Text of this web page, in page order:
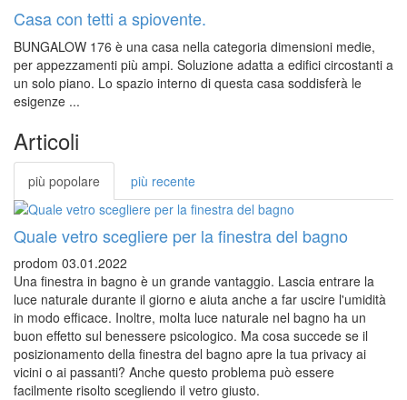
Casa con tetti a spiovente.
BUNGALOW 176 è una casa nella categoria dimensioni medie,
per appezzamenti più ampi. Soluzione adatta a edifici circostanti a
un solo piano. Lo spazio interno di questa casa soddisferà le
esigenze ...
Articoli
più popolare più recente
Quale vetro scegliere per la finestra del bagno
prodom 03.01.2022
Una finestra in bagno è un grande vantaggio. Lascia entrare la
luce naturale durante il giorno e aiuta anche a far uscire l'umidità
in modo efficace. Inoltre, molta luce naturale nel bagno ha un
buon effetto sul benessere psicologico. Ma cosa succede se il
posizionamento della finestra del bagno apre la tua privacy ai
vicini o ai passanti? Anche questo problema può essere
facilmente risolto scegliendo il vetro giusto.